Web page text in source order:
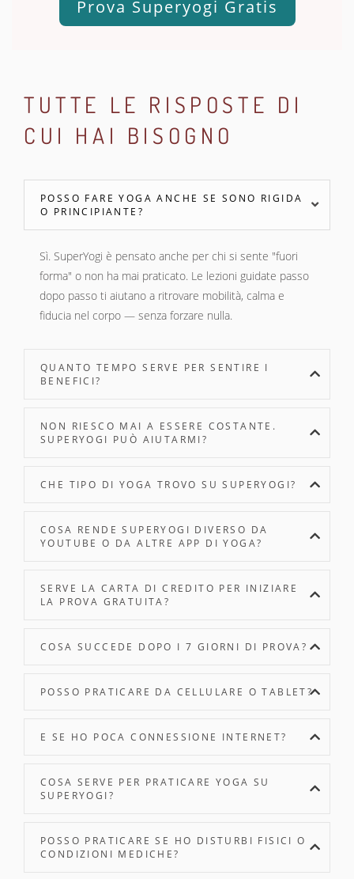
Prova Superyogi Gratis
TUTTE LE RISPOSTE DI
CUI HAI BISOGNO
POSSO FARE YOGA ANCHE SE SONO RIGIDA
O PRINCIPIANTE?
Sì. SuperYogi è pensato anche per chi si sente "fuori
forma" o non ha mai praticato. Le lezioni guidate passo
dopo passo ti aiutano a ritrovare mobilità, calma e
fiducia nel corpo — senza forzare nulla.
QUANTO TEMPO SERVE PER SENTIRE I
BENEFICI?
NON RIESCO MAI A ESSERE COSTANTE.
SUPERYOGI PUÒ AIUTARMI?
CHE TIPO DI YOGA TROVO SU SUPERYOGI?
COSA RENDE SUPERYOGI DIVERSO DA
YOUTUBE O DA ALTRE APP DI YOGA?
SERVE LA CARTA DI CREDITO PER INIZIARE
LA PROVA GRATUITA?
COSA SUCCEDE DOPO I 7 GIORNI DI PROVA?
POSSO PRATICARE DA CELLULARE O TABLET?
E SE HO POCA CONNESSIONE INTERNET?
COSA SERVE PER PRATICARE YOGA SU
SUPERYOGI?
POSSO PRATICARE SE HO DISTURBI FISICI O
CONDIZIONI MEDICHE?